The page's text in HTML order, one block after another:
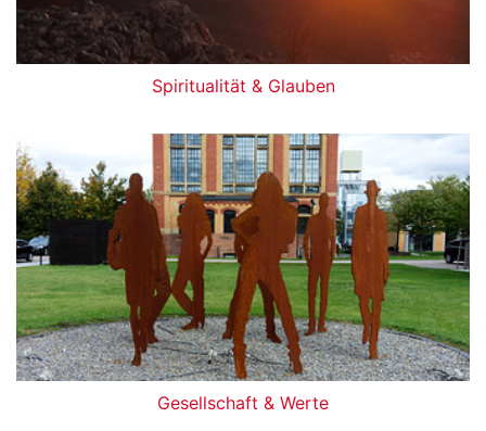
Spiritualität & Glauben
Gesellschaft & Werte